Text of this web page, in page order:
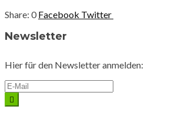
0 Facebook Twitter
Newsletter
Hier für den Newsletter anmelden: